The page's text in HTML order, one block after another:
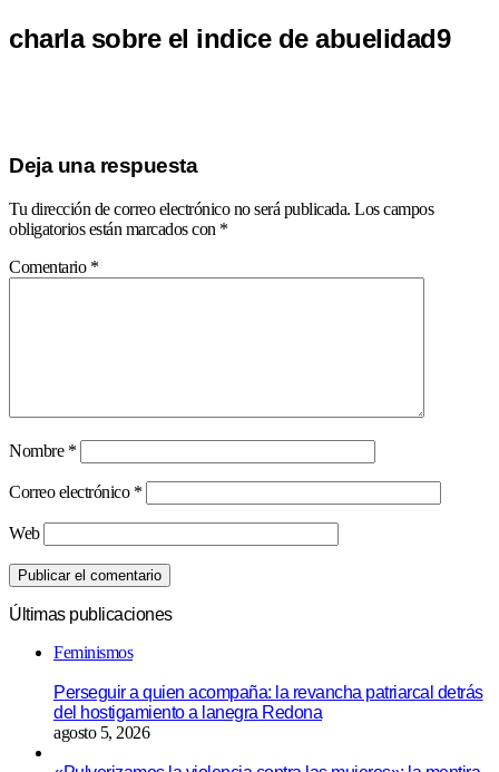
charla sobre el indice de abuelidad9
Deja una respuesta
Tu dirección de correo electrónico no será publicada. Los campos
obligatorios están marcados con *
Comentario *
Nombre *
Correo electrónico *
Web
Últimas publicaciones
Feminismos
Perseguir a quien acompaña: la revancha patriarcal detrás
del hostigamiento a lanegra Redona
agosto 5, 2026